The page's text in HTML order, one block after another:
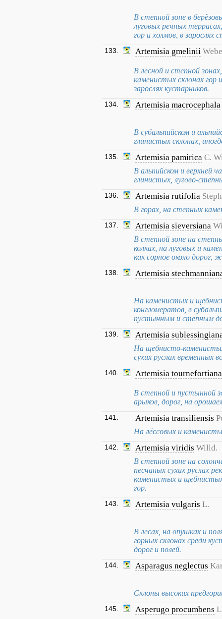
В степной зоне в
луговых речных
гор и холмов, в зарослях
133. Artemisia gmelinii
В лесной и степной
каменистых склонах гор
зарослях кустарников.
134. Artemisia macrocephala
В субальпийском и
глинистых склонах,
135. Artemisia pamirica C.
В альпийском и верхней
глинистых, лугово-
136. Artemisia rutifolia
В горах, на степных
137. Artemisia sieversiana
В степной зоне на
колках, на луговых и
как сорное около дорог,
138. Artemisia
На каменистых и
конгломератов, в
пустынным и степным
139. Artemisia
На щебнисто-каменистых
сухих руслах временных
140. Artemisia tournefortiana
В степной и пустынной
арыков, дорог, на
141. Artemisia transiliensis
На лёссовых и
142. Artemisia viridis Willd.
В степной зоне на
песчаных сухих руслах
каменистых и щебнистых
гор.
143. Artemisia vulgaris L.
В лесах, на опушках и
горных склонах среди
дорог и полей.
144. Asparagus neglectus
Склоны высоких
145. Asperugo procumbens